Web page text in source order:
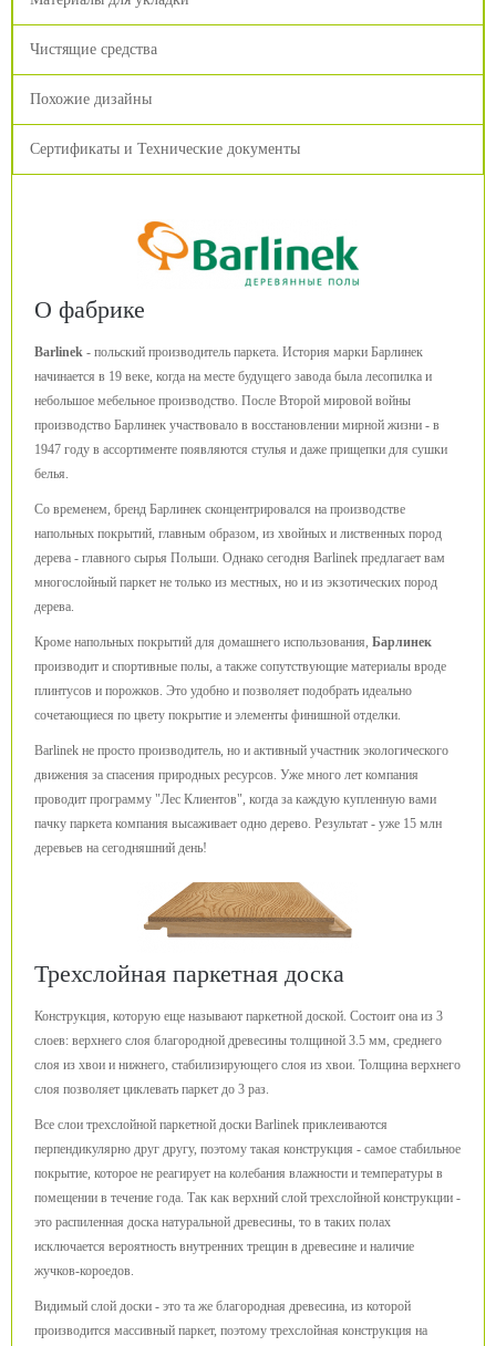
Чистящие средства
Похожие дизайны
Сертификаты и Технические документы
О фабрике
Barlinek - польский производитель паркета. История марки Барлинек
начинается в 19 веке, когда на месте будущего завода была лесопилка и
небольшое мебельное производство. После Второй мировой войны
производство Барлинек участвовало в восстановлении мирной жизни - в
1947 году в ассортименте появляются стулья и даже прищепки для сушки
белья.
Со временем, бренд Барлинек сконцентрировался на производстве
напольных покрытий, главным образом, из хвойных и лиственных пород
дерева - главного сырья Польши. Однако сегодня Barlinek предлагает вам
многослойный паркет не только из местных, но и из экзотических пород
дерева.
Кроме напольных покрытий для домашнего использования, Барлинек
производит и спортивные полы, а также сопутствующие материалы вроде
плинтусов и порожков. Это удобно и позволяет подобрать идеально
сочетающиеся по цвету покрытие и элементы финишной отделки.
Barlinek не просто производитель, но и активный участник экологического
движения за спасения природных ресурсов. Уже много лет компания
проводит программу "Лес Клиентов", когда за каждую купленную вами
пачку паркета компания высаживает одно дерево. Результат - уже 15 млн
деревьев на сегодняшний день!
Трехслойная паркетная доска
Конструкция, которую еще называют паркетной доской. Состоит она из 3
слоев: верхнего слоя благородной древесины толщиной 3.5 мм, среднего
слоя из хвои и нижнего, стабилизирующего слоя из хвои. Толщина верхнего
слоя позволяет циклевать паркет до 3 раз.
Все слои трехслойной паркетной доски Barlinek приклеиваются
перпендикулярно друг другу, поэтому такая конструкция - самое стабильное
покрытие, которое не реагирует на колебания влажности и температуры в
помещении в течение года. Так как верхний слой трехслойной конструкции -
это распиленная доска натуральной древесины, то в таких полах
исключается вероятность внутренних трещин в древесине и наличие
жучков-короедов.
Видимый слой доски - это та же благородная древесина, из которой
производится массивный паркет, поэтому трехслойная конструкция на